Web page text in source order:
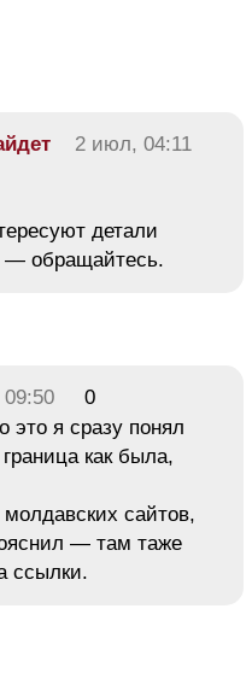
2 июл, 04:11
детали
— обращайтесь.
0
это я сразу понял
как была,
сайтов,
— там таже
ссылки.